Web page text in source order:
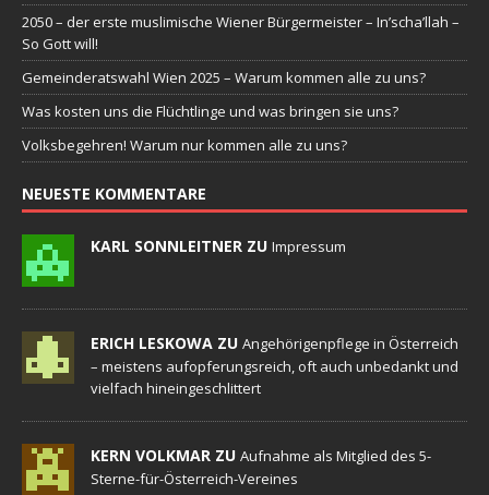
2050 – der erste muslimische Wiener Bürgermeister – In’scha’llah –
So Gott will!
Gemeinderatswahl Wien 2025 – Warum kommen alle zu uns?
Was kosten uns die Flüchtlinge und was bringen sie uns?
Volksbegehren! Warum nur kommen alle zu uns?
NEUESTE KOMMENTARE
KARL SONNLEITNER ZU Impressum
ERICH LESKOWA ZU Angehörigenpflege in Österreich
– meistens aufopferungsreich, oft auch unbedankt und
vielfach hineingeschlittert
KERN VOLKMAR ZU Aufnahme als Mitglied des 5-
Sterne-für-Österreich-Vereines